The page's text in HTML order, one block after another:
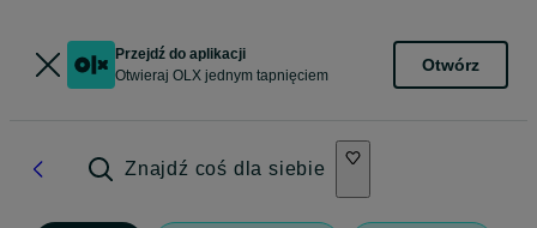
Przejdź do aplikacji
Otwieraj OLX jednym tapnięciem
Otwórz
Znajdź coś dla siebie